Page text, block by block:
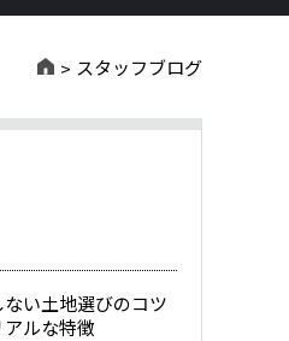
スタッフブログ
い土地選びのコツ
アルな特徴